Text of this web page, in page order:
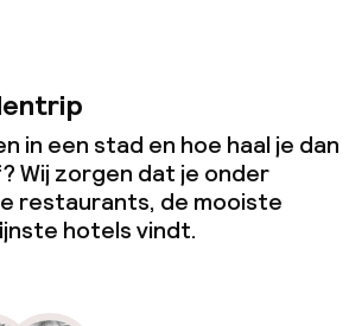
in een stad en hoe haal je dan
Wij zorgen dat je onder
restaurants, de mooiste
hotels vindt.